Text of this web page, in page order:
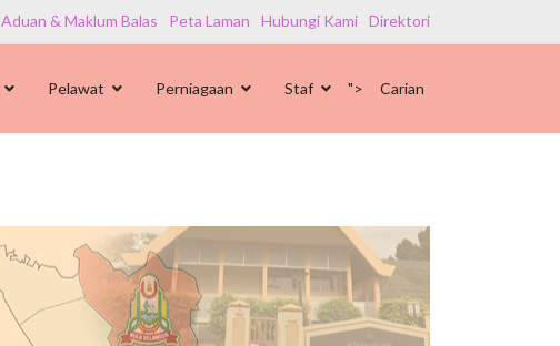
Aduan & Maklum Balas Peta Laman Hubungi Kami Direktori
Pelawat Perniagaan Staf "> Carian